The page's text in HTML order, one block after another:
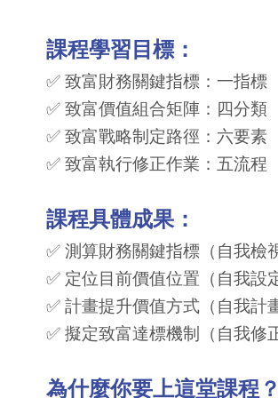
課程學習目標：
✅ 致富財務關鍵指標：一指標
✅ 致富價值組合矩陣：四分類
✅ 致富戰略制定路徑：六要素
✅ 致富執行修正作業：五流程
課程具體成果：
✅ 測算財務關鍵指標（自我檢
✅ 定位目前價值位置（自我設
✅ 計畫提升價值方式（自我計
✅ 擬定致富達標機制（自我修
為什麼你要上這堂課程？